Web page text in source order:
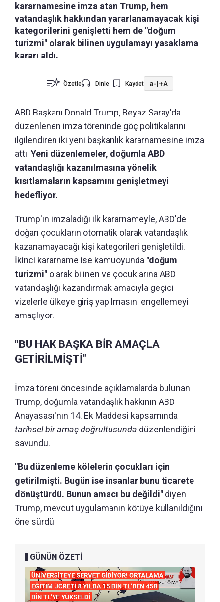
kararnamesine imza atan Trump, hem
vatandaşlık hakkından yararlanamayacak kişi
kategorilerini genişletti hem de "doğum
turizmi" olarak bilinen uygulamayı yasaklama
kararı aldı.
Özetle Dinle Kaydet a-|+A
ABD Başkanı Donald Trump, Beyaz Saray'da
düzenlenen imza töreninde göç politikalarını
ilgilendiren iki yeni başkanlık kararnamesine imza
attı. Yeni düzenlemeler, doğumla ABD
vatandaşlığı kazanılmasına yönelik
kısıtlamaların kapsamını genişletmeyi
hedefliyor.
Trump'ın imzaladığı ilk kararnameyle, ABD'de
doğan çocukların otomatik olarak vatandaşlık
kazanamayacağı kişi kategorileri genişletildi.
İkinci kararname ise kamuoyunda "doğum
turizmi" olarak bilinen ve çocuklarına ABD
vatandaşlığı kazandırmak amacıyla geçici
vizelerle ülkeye giriş yapılmasını engellemeyi
amaçlıyor.
"BU HAK BAŞKA BİR AMAÇLA
GETİRİLMİŞTİ"
İmza töreni öncesinde açıklamalarda bulunan
Trump, doğumla vatandaşlık hakkının ABD
Anayasası'nın 14. Ek Maddesi kapsamında
tarihsel bir amaç doğrultusunda düzenlendiğini
savundu.
"Bu düzenleme kölelerin çocukları için
getirilmişti. Bugün ise insanlar bunu ticarete
dönüştürdü. Bunun amacı bu değildi" diyen
Trump, mevcut uygulamanın kötüye kullanıldığını
öne sürdü.
GÜNÜN ÖZETİ